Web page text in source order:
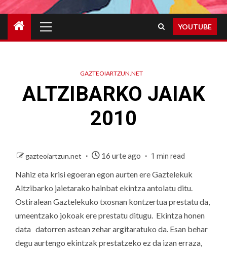
Menu
YOUTUBE
GAZTEOIARTZUN.NET
ALTZIBARKO JAIAK
2010
gazteoiartzun.net 16 urte ago 1 min read
Nahiz eta krisi egoeran egon aurten ere Gaztelekuk
Altzibarko jaietarako hainbat ekintza antolatu ditu.
Ostiralean Gaztelekuko txosnan kontzertua prestatu da,
umeentzako jokoak ere prestatu ditugu. Ekintza honen
data datorren astean zehar argitaratuko da. Esan behar
degu aurtengo ekintzak prestatzeko ez da izan erraza,